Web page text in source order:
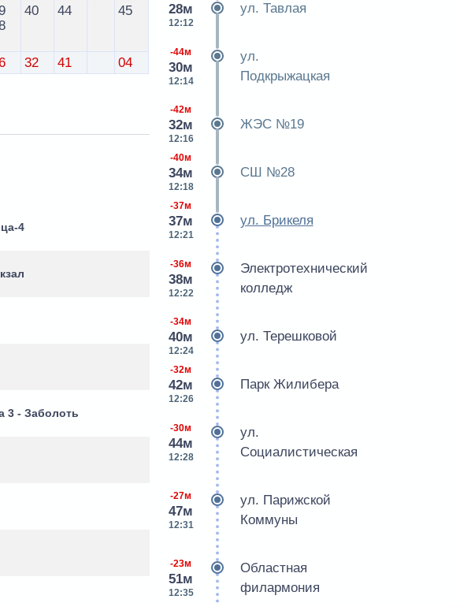
40 44 45
32 41 04
4
3 - Заболоть
28м
12:12
ул. Тавлая
-44м
30м
12:14
ул.
Подкрыжацкая
-42м
32м
12:16
ЖЭС №19
-40м
34м
12:18
СШ №28
-37м
37м
12:21
ул. Брикеля
-36м
38м
12:22
Электротехнический
колледж
-34м
40м
12:24
ул. Терешковой
-32м
42м
12:26
Парк Жилибера
-30м
44м
12:28
ул.
Социалистическая
-27м
47м
12:31
ул. Парижской
Коммуны
-23м
51м
12:35
Областная
филармония